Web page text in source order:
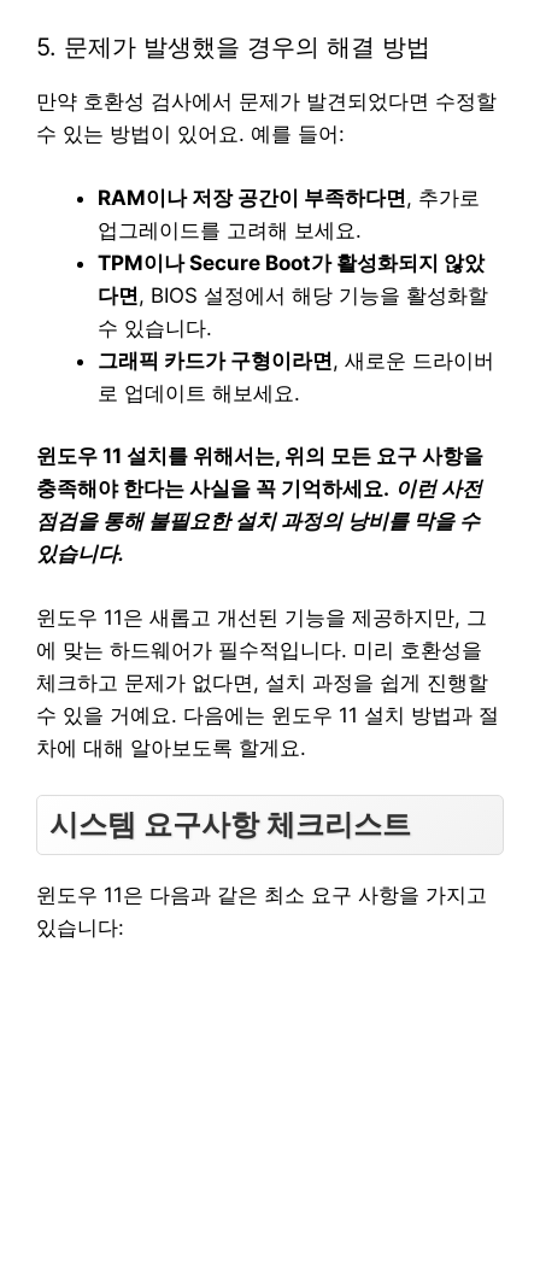
5. 문제가 발생했을 경우의 해결 방법
만약 호환성 검사에서 문제가 발견되었다면 수정할
수 있는 방법이 있어요. 예를 들어:
RAM이나 저장 공간이 부족하다면, 추가로
업그레이드를 고려해 보세요.
TPM이나 Secure Boot가 활성화되지 않았
다면, BIOS 설정에서 해당 기능을 활성화할
수 있습니다.
그래픽 카드가 구형이라면, 새로운 드라이버
로 업데이트 해보세요.
윈도우 11 설치를 위해서는, 위의 모든 요구 사항을
충족해야 한다는 사실을 꼭 기억하세요. 이런 사전
점검을 통해 불필요한 설치 과정의 낭비를 막을 수
있습니다.
윈도우 11은 새롭고 개선된 기능을 제공하지만, 그
에 맞는 하드웨어가 필수적입니다. 미리 호환성을
체크하고 문제가 없다면, 설치 과정을 쉽게 진행할
수 있을 거예요. 다음에는 윈도우 11 설치 방법과 절
차에 대해 알아보도록 할게요.
시스템 요구사항 체크리스트
윈도우 11은 다음과 같은 최소 요구 사항을 가지고
있습니다: